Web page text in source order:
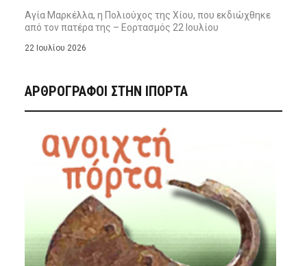
Αγία Μαρκέλλα, η Πολιούχος της Χίου, που εκδιώχθηκε
από τον πατέρα της – Εορτασμός 22 Ιουλίου
22 Ιουλίου 2026
ΑΡΘΡΟΓΡΑΦΟΙ ΣΤΗΝ IΠΟΡΤΑ